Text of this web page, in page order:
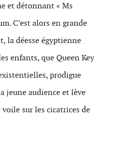
et détonnant « Ms
C’est alors en grande
la déesse égyptienne
enfants, que Queen Key
prodigue
jeune audience et lève
sur les cicatrices de